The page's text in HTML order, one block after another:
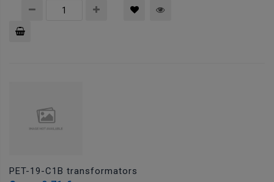
PET-19-C1B transformators